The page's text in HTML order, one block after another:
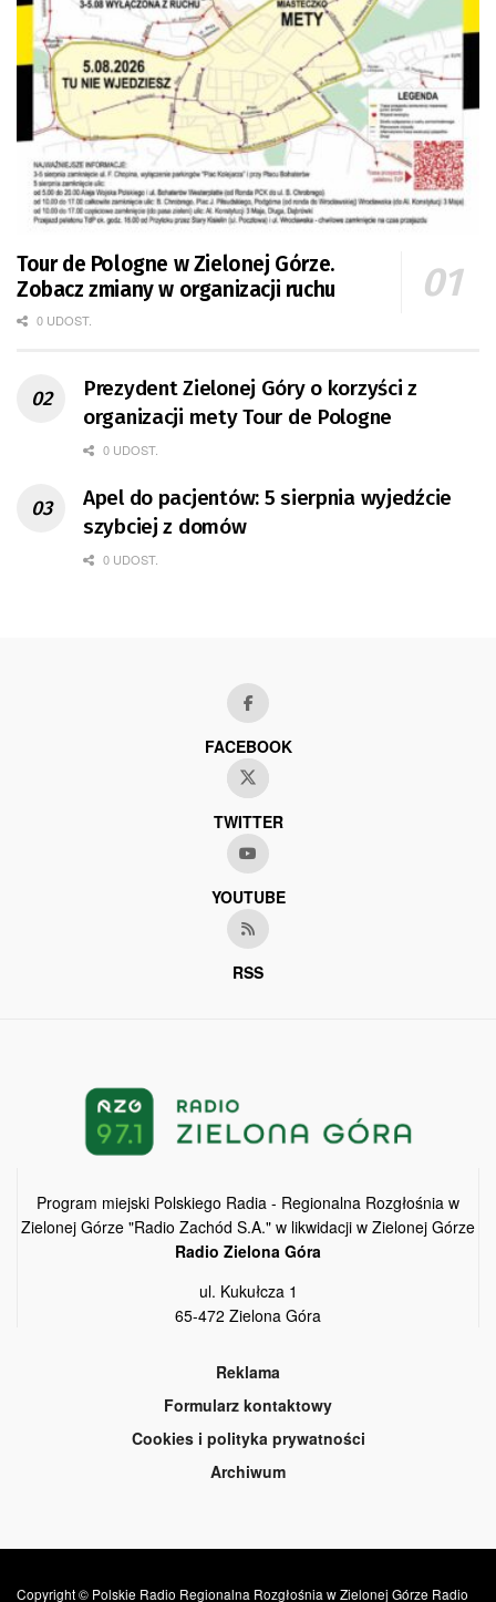
Tour de Pologne w Zielonej Górze.
Zobacz zmiany w organizacji ruchu
0 UDOST.
Prezydent Zielonej Góry o korzyści z
organizacji mety Tour de Pologne
0 UDOST.
Apel do pacjentów: 5 sierpnia wyjedźcie
szybciej z domów
0 UDOST.
FACEBOOK
TWITTER
YOUTUBE
RSS
Program miejski Polskiego Radia - Regionalna Rozgłośnia w
Zielonej Górze "Radio Zachód S.A." w likwidacji w Zielonej Górze
Radio Zielona Góra
ul. Kukułcza 1
65-472 Zielona Góra
Reklama
Formularz kontaktowy
Cookies i polityka prywatności
Archiwum
Copyright © Polskie Radio Regionalna Rozgłośnia w Zielonej Górze Radio